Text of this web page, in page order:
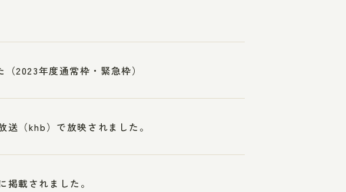
2023年度通常枠・緊急枠）
（khb）で放映されました。
載されました。